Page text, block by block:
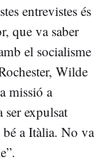
entrevistes és
que va saber
el socialisme
Wilde
missió a
expulsat
bé a Itàlia. No va